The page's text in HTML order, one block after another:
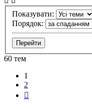
Показувати:
Порядок:
60 тем
1
2